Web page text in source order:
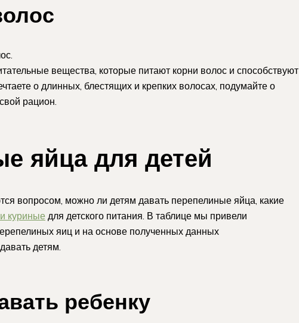
вещества, которые питают корни волос и способствуют
о длинных, блестящих и крепких волосах, подумайте о
рацион.
яйца для детей
вопросом, можно ли детям давать перепелиные яйца, какие
куриные для детского питания. В таблице мы привели
яиц и на основе полученных данных
детям.
ребенку